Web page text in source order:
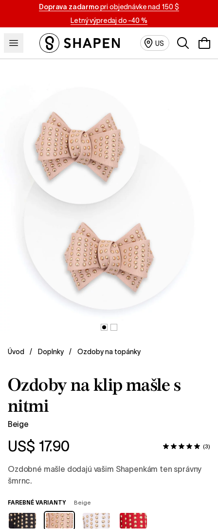
Doprava zadarmopri objednávke nad 150 $
Letný výpredaj do -40 %
US
Úvod Doplnky Ozdoby na topánky
Ozdoby na klip mašle s
nitmi
Beige
US$ 17.90 (3)
Ozdobné mašle dodajú vašim Shapenkám ten správny
šmrnc.
FAREBNÉ VARIANTY Beige